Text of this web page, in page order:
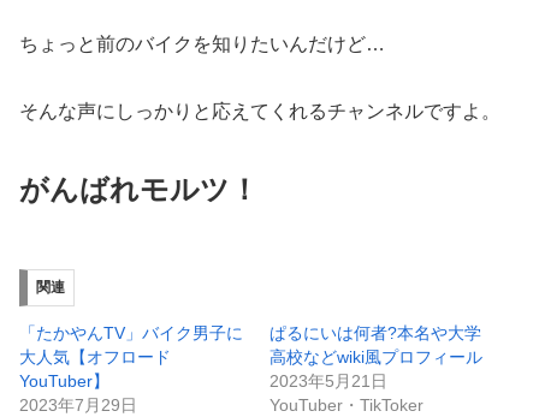
ちょっと前のバイクを知りたいんだけど…
そんな声にしっかりと応えてくれるチャンネルですよ。
がんばれモルツ！
関連
「たかやんTV」バイク男子に
大人気【オフロード
YouTuber】
2023年7月29日
ぱるにいは何者?本名や大学
高校などwiki風プロフィール
2023年5月21日
YouTuber・TikToker